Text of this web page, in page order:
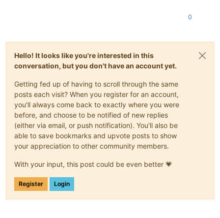
0
Hello! It looks like you're interested in this
conversation, but you don't have an account yet.
Getting fed up of having to scroll through the same
posts each visit? When you register for an account,
you'll always come back to exactly where you were
before, and choose to be notified of new replies
(either via email, or push notification). You'll also be
able to save bookmarks and upvote posts to show
your appreciation to other community members.
With your input, this post could be even better 💗
Register Login